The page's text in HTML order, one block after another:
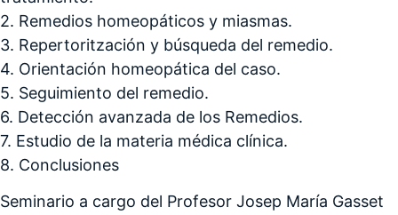
2. Remedios homeopáticos y miasmas.
3. Repertoritzación y búsqueda del remedio.
4. Orientación homeopática del caso.
5. Seguimiento del remedio.
6. Detección avanzada de los Remedios.
7. Estudio de la materia médica clínica.
8. Conclusiones
Seminario a cargo del Profesor Josep María Gasset